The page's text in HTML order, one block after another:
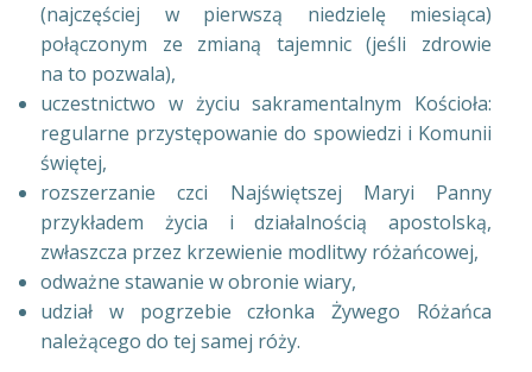
(najczęściej w pierwszą niedzielę miesiąca)
połączonym ze zmianą tajemnic (jeśli zdrowie
na to pozwala),
uczestnictwo w życiu sakramentalnym Kościoła:
regularne przystępowanie do spowiedzi i Komunii
świętej,
rozszerzanie czci Najświętszej Maryi Panny
przykładem życia i działalnością apostolską,
zwłaszcza przez krzewienie modlitwy różańcowej,
odważne stawanie w obronie wiary,
udział w pogrzebie członka Żywego Różańca
należącego do tej samej róży.